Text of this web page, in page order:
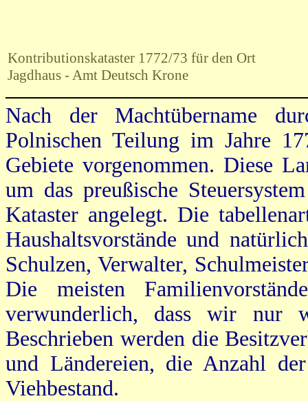
Kontributionskataster 1772/73 für den Ort
Jagdhaus - Amt Deutsch Krone
Nach der Machtübername
Polnischen Teilung im Jahre
Gebiete vorgenommen. Diese
um das preußische
Kataster angelegt. Die
Haushaltsvorstände und
Schulzen, Verwalter,
Die meisten
verwunderlich, dass wir nur
Beschrieben werden die
und Ländereien, die Anzahl
Viehbestand.